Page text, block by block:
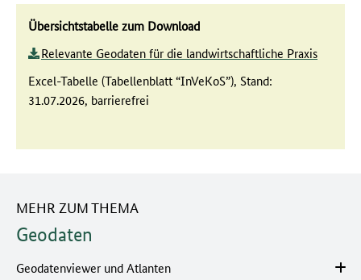
Übersichtstabelle zum Download
Relevante Geodaten für die landwirtschaftliche Praxis
Excel-Tabelle (Tabellenblatt “InVeKoS”), Stand:
31.07.2026, barrierefrei
MEHR ZUM THEMA
Geodaten
Geodatenviewer und Atlanten